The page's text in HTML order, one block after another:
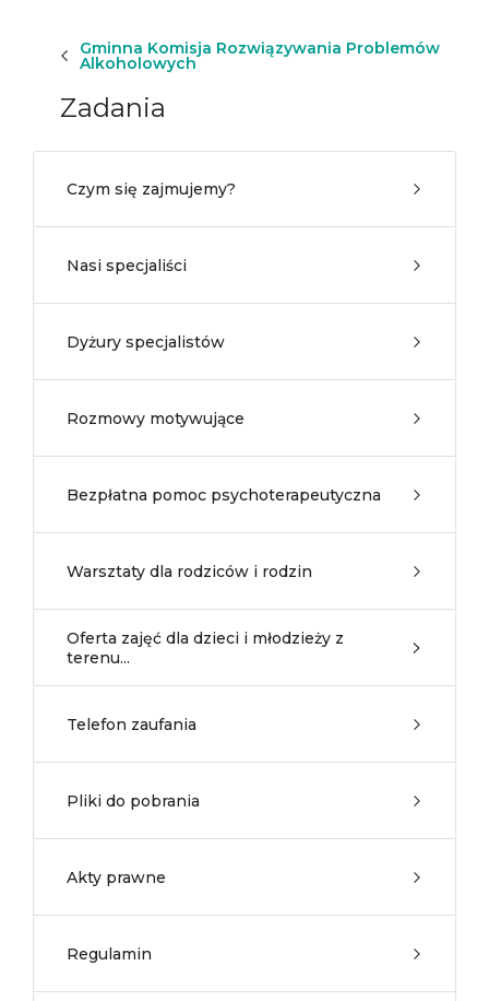
Gminna Komisja Rozwiązywania Problemów
Alkoholowych
Zadania
Czym się zajmujemy?
Nasi specjaliści
Dyżury specjalistów
Rozmowy motywujące
Bezpłatna pomoc psychoterapeutyczna
Warsztaty dla rodziców i rodzin
Oferta zajęć dla dzieci i młodzieży z
terenu...
Telefon zaufania
Pliki do pobrania
Akty prawne
Regulamin